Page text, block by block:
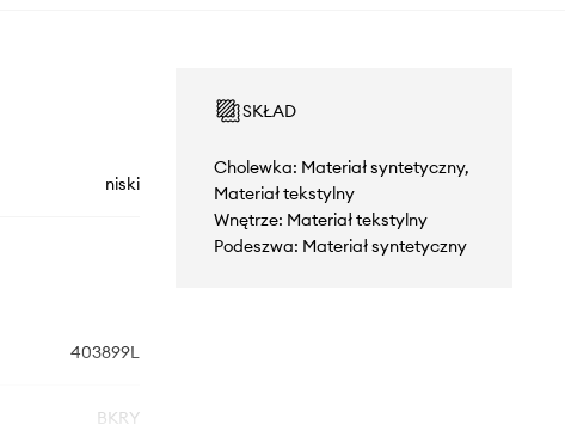
niski
403899L
BKRY
SKŁAD
Cholewka: Materiał syntetyczny,
Materiał tekstylny
Wnętrze: Materiał tekstylny
Podeszwa: Materiał syntetyczny